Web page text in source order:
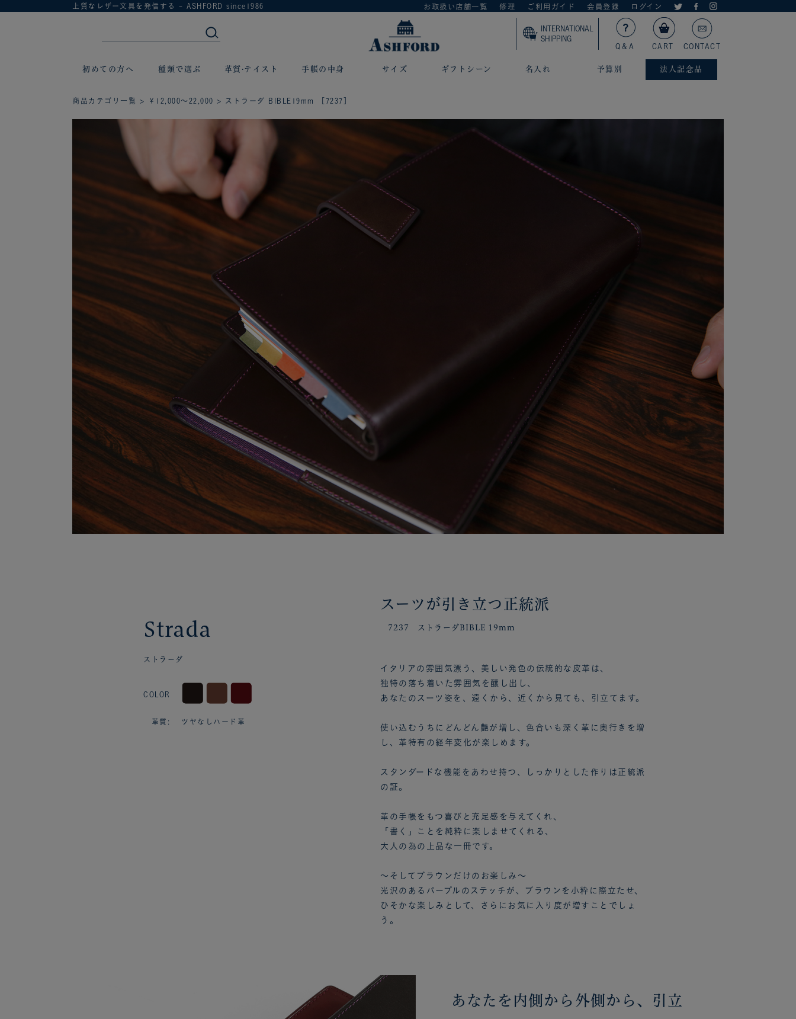
上質なレザー文具を発信する - ASHFORD since1986 お取扱い店舗一覧 修理 ご利用ガイド 会員登録 ログイン
INTERNATIONAL
SHIPPING
Q＆A
CART CONTACT
初めての方へ 種類で選ぶ 革質·テイスト 手帳の中身 サイズ ギフトシーン 名入れ 予算別 法人記念品
商品カテゴリ一覧 > ￥12,000～22,000 > ストラーダ BIBLE19mm ［7237］
Strada
ストラーダ
COLOR
革質: ツヤなしハード革
スーツが引き立つ正統派
7237 ストラーダBIBLE 19mm
イタリアの雰囲気漂う、美しい発色の伝統的な皮革は、
独特の落ち着いた雰囲気を醸し出し、
あなたのスーツ姿を、遠くから、近くから見ても、引立てます。
使い込むうちにどんどん艶が増し、色合いも深く革に奥行きを増
し、革特有の経年変化が楽しめます。
スタンダードな機能をあわせ持つ、しっかりとした作りは正統派
の証。
革の手帳をもつ喜びと充足感を与えてくれ、
「書く」ことを純粋に楽しませてくれる、
大人の為の上品な一冊です。
～そしてブラウンだけのお楽しみ～
光沢のあるパープルのステッチが、ブラウンを小粋に際立たせ、
ひそかな楽しみとして、さらにお気に入り度が増すことでしょ
う。
あなたを内側から外側から、引立